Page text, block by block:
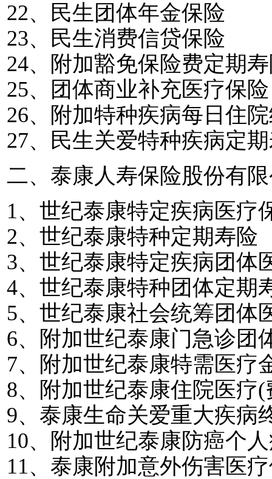
22、民生团体年金保险
23、民生消费信贷保险
24、附加豁免保险费定期
25、团体商业补充医疗保险
26、附加特种疾病每日住
27、民生关爱特种疾病定
二、泰康人寿保险股份有
1、世纪泰康特定疾病医疗
2、世纪泰康特种定期寿险
3、世纪泰康特定疾病团体
4、世纪泰康特种团体定期
5、世纪泰康社会统筹团体
6、附加世纪泰康门急诊团
7、附加世纪泰康特需医疗
8、附加世纪泰康住院医疗(
9、泰康生命关爱重大疾病
10、附加世纪泰康防癌个
11、泰康附加意外伤害医